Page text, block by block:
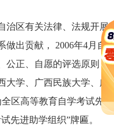
区有关法律、法规开展
做出贡献， 2006年4月自
公正、自愿的评选原则
大学、广西民族大学、
区高等教育自学考试先
先进助学组织”牌匾。